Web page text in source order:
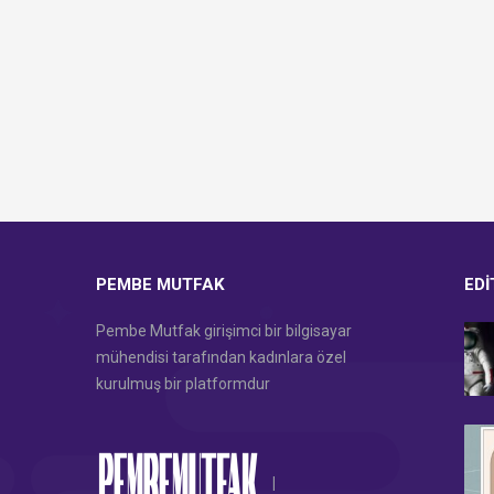
PEMBE MUTFAK
Pembe Mutfak girişimci bir bilgisayar
mühendisi tarafından kadınlara özel
kurulmuş bir platformdur
|